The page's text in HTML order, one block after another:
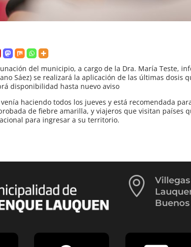
del municipio, a cargo de la Dra. María Teste,
Sáez) se realizará la aplicación de las últimas dosis
disponibilidad hasta nuevo aviso
haciendo todos los jueves y está recomendada
de fiebre amarilla, y viajeros que visitan países
para ingresar a su territorio.
